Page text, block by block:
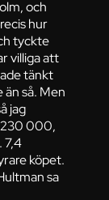
och
hur
tyckte
villiga att
tänkt
så. Men
jag
000,
7,4
köpet.
sa